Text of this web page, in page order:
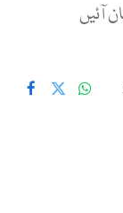
آئیں